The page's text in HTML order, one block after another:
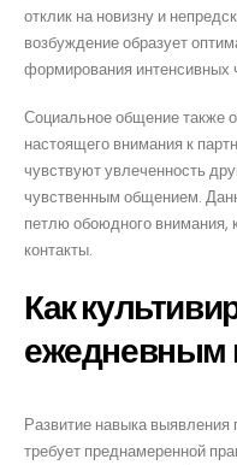
отклик на новизну и
возбуждение образует
формирования интенсивных
Социальное общение также
настоящего внимания к
чувствуют увлеченность
чувственным общением.
петлю обоюдного внимания,
контакты.
Как
ежедневным
Развитие навыка
требует преднамеренной